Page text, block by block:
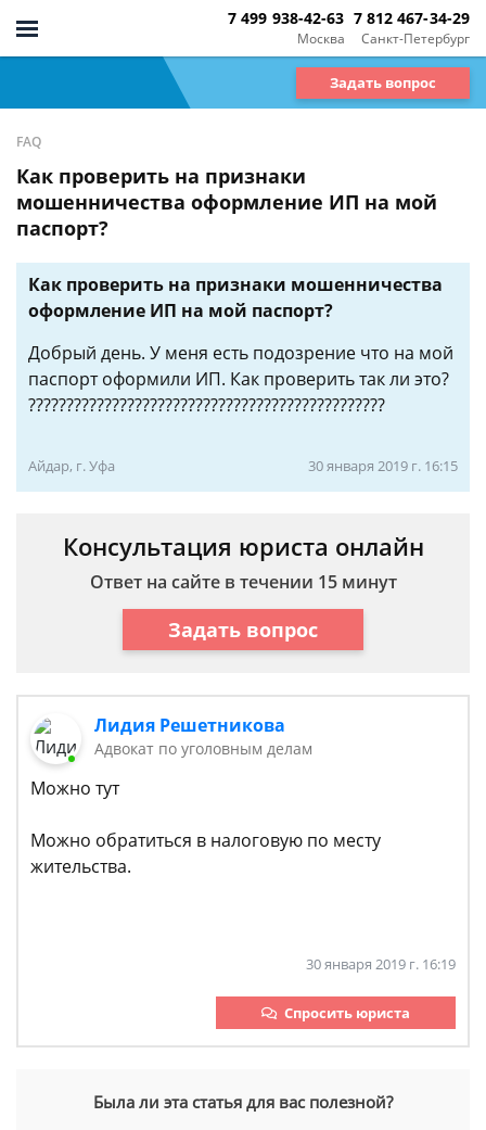
Москва
7 499 938-42-63
Санкт-Петербург
7 812 467-34-29
Задать вопрос
FAQ
Как проверить на признаки
мошенничества оформление ИП на мой
паспорт?
Как проверить на признаки мошенничества
оформление ИП на мой паспорт?
Добрый день. У меня есть подозрение что на мой
паспорт оформили ИП. Как проверить так ли это?
???????????????????????????????????????????????
Айдар, г. Уфа 30 января 2019 г. 16:15
Консультация юриста онлайн
Ответ на сайте в течении 15 минут
Задать вопрос
Лидия Решетникова
Адвокат по уголовным делам
Можно тут
Можно обратиться в налоговую по месту
жительства.
30 января 2019 г. 16:19
Спросить юриста
Была ли эта статья для вас полезной?